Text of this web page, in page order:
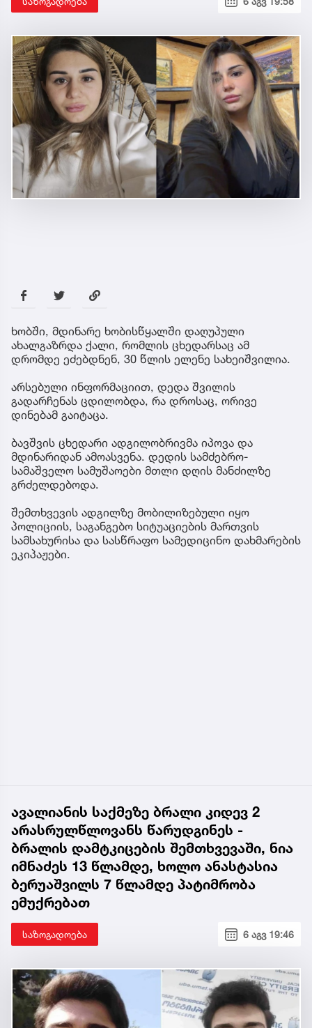
ხობში, მდინარე ხობისწყალში დაღუპული
ახალგაზრდა ქალი, რომლის ცხედარსაც ამ
დრომდე ეძებდნენ, 30 წლის ელენე სახეიშვილია.
არსებული ინფორმაციით, დედა შვილის
გადარჩენას ცდილობდა, რა დროსაც, ორივე
დინებამ გაიტაცა.
ბავშვის ცხედარი ადგილობრივმა იპოვა და
მდინარიდან ამოასვენა. დედის სამძებრო-
სამაშველო სამუშაოები მთლი დღის მანძილზე
გრძელდებოდა.
შემთხვევის ადგილზე მობილიზებული იყო
პოლიციის, საგანგებო სიტუაციების მართვის
სამსახურისა და სასწრაფო სამედიცინო დახმარების
ეკიპაჟები.
ავალიანის საქმეზე ბრალი კიდევ 2
არასრულწლოვანს წარუდგინეს -
ბრალის დამტკიცების შემთხვევაში, ნია
იმნაძეს 13 წლამდე, ხოლო ანასტასია
ბერუაშვილს 7 წლამდე პატიმრობა
ემუქრებათ
საზოგადოება 6 აგვ 19:46